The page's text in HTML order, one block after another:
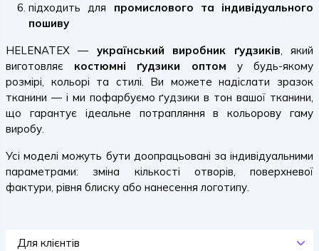
підходить для промислового та індивідуального
пошиву
HELENATEX — український виробник ґудзиків, який
виготовляє костюмні ґудзики оптом у будь-якому
розмірі, кольорі та стилі. Ви можете надіслати зразок
тканини — і ми пофарбуємо ґудзики в тон вашої тканини,
що гарантує ідеальне потрапляння в кольорову гаму
виробу.
Усі моделі можуть бути доопрацьовані за індивідуальними
параметрами: зміна кількості отворів, поверхневої
фактури, рівня блиску або нанесення логотипу.
Для клієнтів